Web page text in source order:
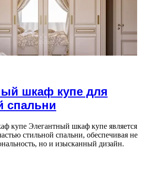
шкаф купе для
спальни
купе Элегантный шкаф купе является
стильной спальни, обеспечивая не
но и изысканный дизайн.